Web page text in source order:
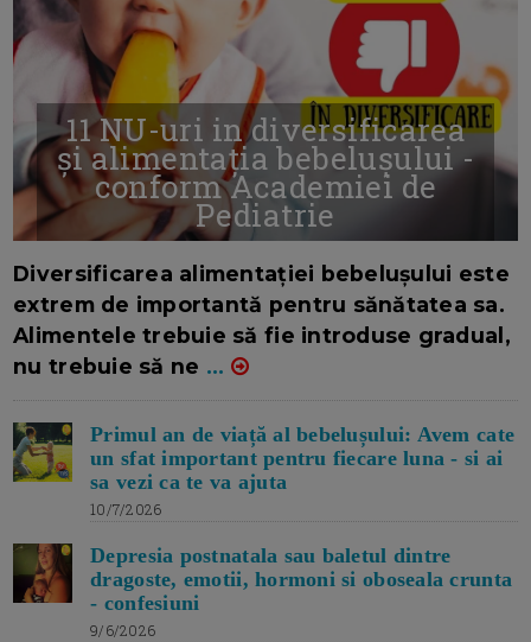
11 NU-uri in diversificarea
și alimentația bebelușului -
conform Academiei de
Pediatrie
Diversificarea alimentației bebelușului este
extrem de importantă pentru sănătatea sa.
Alimentele trebuie să fie introduse gradual,
nu trebuie să ne ...
Primul an de viață al bebelușului: Avem cate
un sfat important pentru fiecare luna - si ai
sa vezi ca te va ajuta
10/7/2026
Depresia postnatala sau baletul dintre
dragoste, emotii, hormoni si oboseala crunta
- confesiuni
9/6/2026